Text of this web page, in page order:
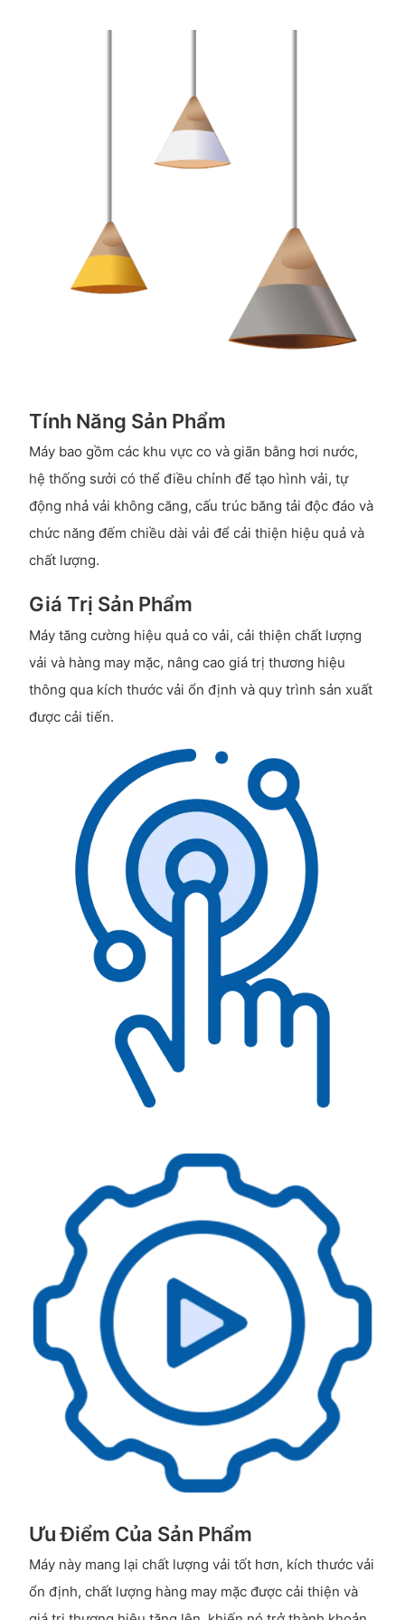
Tính Năng Sản Phẩm
Máy bao gồm các khu vực co và giãn bằng hơi nước,
hệ thống sưởi có thể điều chỉnh để tạo hình vải, tự
động nhả vải không căng, cấu trúc băng tải độc đáo và
chức năng đếm chiều dài vải để cải thiện hiệu quả và
chất lượng.
Giá Trị Sản Phẩm
Máy tăng cường hiệu quả co vải, cải thiện chất lượng
vải và hàng may mặc, nâng cao giá trị thương hiệu
thông qua kích thước vải ổn định và quy trình sản xuất
được cải tiến.
Ưu Điểm Của Sản Phẩm
Máy này mang lại chất lượng vải tốt hơn, kích thước vải
ổn định, chất lượng hàng may mặc được cải thiện và